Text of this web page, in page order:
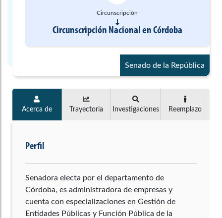
Circunscripción
Circunscripción Nacional enCórdoba
Senado de la República
Acerca de Trayectoria Investigaciones Reemplazo
Perfil
Senadora electa por el departamento de
Córdoba, es administradora de empresas y
cuenta con especializaciones en Gestión de
Entidades Públicas y Función Pública de la